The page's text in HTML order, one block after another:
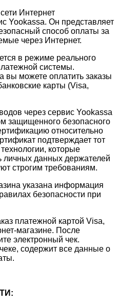
Интернет
Yookassa. Он представляет
способ оплаты за
через Интернет.
в режиме реального
системы.
вы можете оплатить заказы
карты (Visa,
через сервис Yookassa
защищенного безопасного
относительно
подтверждает тот
которые
личных данных держателей
строгим требованиям.
указана информация
безопасности при
платежной картой Visa,
магазине. После
электронный чек.
содержит все данные о